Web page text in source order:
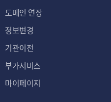
도메인 연장
정보변경
기관이전
부가서비스
마이페이지